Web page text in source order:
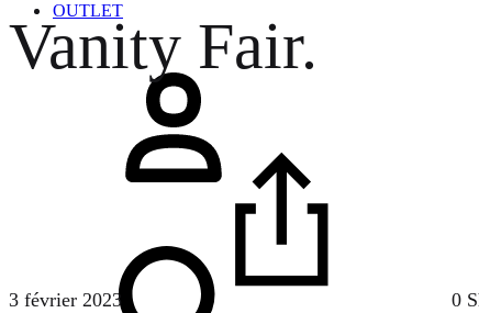
OUTLET
Vanity Fair.
3 février 2023 0